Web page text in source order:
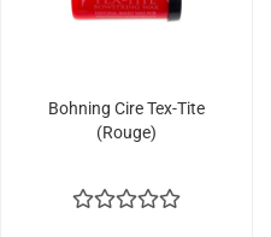
Bohning Cire Tex-Tite
(Rouge)